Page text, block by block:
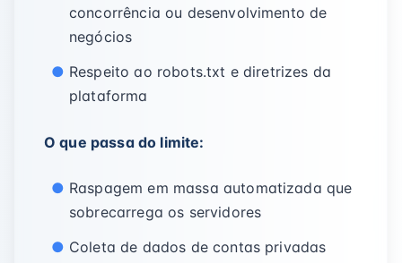
concorrência ou desenvolvimento de
negócios
Respeito ao robots.txt e diretrizes da
plataforma
O que passa do limite:
Raspagem em massa automatizada que
sobrecarrega os servidores
Coleta de dados de contas privadas